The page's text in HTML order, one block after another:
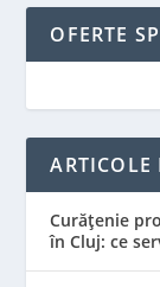
OFERTE
ARTICOLE
Curățenie
în Cluj: ce